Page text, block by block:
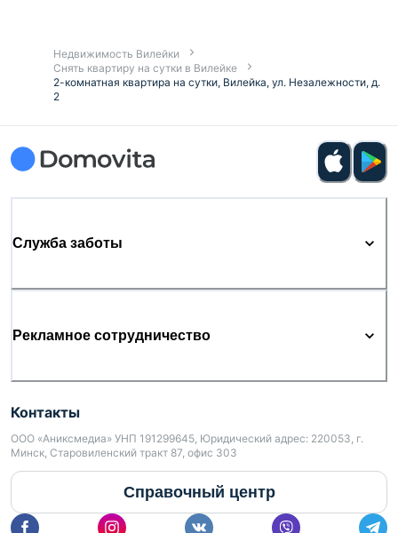
Недвижимость Вилейки
Снять квартиру на сутки в Вилейке
2-комнатная квартира на сутки, Вилейка, ул. Незалежности, д.
2
Служба заботы
Рекламное сотрудничество
Контакты
ООО «Аниксмедиа» УНП 191299645, Юридический адрес: 220053, г.
Минск, Старовиленский тракт 87, офис 303
Справочный центр